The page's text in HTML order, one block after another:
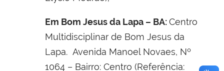
Em Bom Jesus da Lapa – BA:Centro
Multidisciplinar de Bom Jesus da
Lapa. Avenida Manoel Novaes, Nº
1064 – Bairro: Centro (Referência: